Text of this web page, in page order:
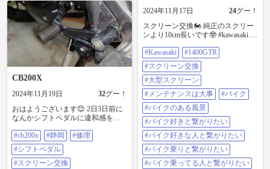
なるかどうかと言われました😅 業
者のトラックが積み込みを終え出
てゆく時に、 家に居る嫁から
LINE。 写真②③④ 全然悲しく有り
ません。 実は嫁ちゃんは車を毎回
乗り換える時に、 前の車とお別れ
する時うるっとなったり、 車に声
掛けてお礼言うたりする人です。
え？僕ですか？ その隣で『わ〜
い、新しい車や〜』と真逆反応。
あまり未練とかすぐ消えちゃう😅
んかい！ というツッコミ😳
GSX250R乗るなら絶対トリトンブ
ルー！ て思ってたし、仮にNinja乗
るならベタにライムグリーン！や
ったし💦 ラーメン🍜に例えられる
とは…＿|￣|○ とりあえずまだ嫁様
はSR推し😂 写真⑤⑥ 純正スクリー
CB200X
2024年11月19日 32グー！
おはようございます😊 2日3日前に
なんかシフトペダルに違和感を感
ら、 なんとシフトペダルが外れて
るでは無いですか！？笑 裏のボル
トがどっか行って、ただ穴に刺さ
ってる状態でその時乗っていて 何
#cb200x #静岡
#修理
#シフトペダル
#スクリーン交換
2024年11月17日 24グー！
スクリーン交換🏍⁡⁡ 純正のスクリー
ンより10cm長いです🤓⁡ ⁡#kawasaki ⁡
クリーン #メンテナンスは大事 ⁡#バ
イク⁡ ⁡#バイクのある風景 ⁡ ⁡#バイク好
きと繋がりたい ⁡ ⁡#バイク好きな人
と繋がりたい ⁡⁡ ⁡#バイク乗りと繋が
りたい ⁡⁡#バイク乗ってる人と繋がり
たい ⁡ ⁡#びわこライダー #琵琶湖県
https://www.instagram.com/p/DCeYfUf
zxXm/?
igsh=MWppdmQ5ZjdzOXQxdg==
#Kawasaki
#1400GTR
#スクリーン交換
#大型スクリーン
#メンテナンスは大事
#バイク
#バイクのある風景
#バイク好きと繋がりたい
#バイク好きな人と繋がりたい
#バイク乗りと繋がりたい
#バイク乗ってる人と繋がりたい